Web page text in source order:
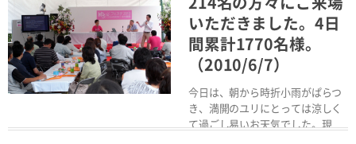
いただきました。4日
間累計1770名様。
（2010/6/7）
今日は、朝から時折小雨がぱらつ
き、満開のユリにとっては涼しく
て過ごし易いお天気でした。現